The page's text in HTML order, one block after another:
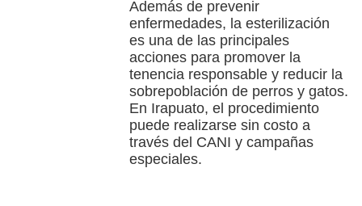
Además de prevenir
enfermedades, la esterilización
es una de las principales
acciones para promover la
tenencia responsable y reducir la
sobrepoblación de perros y gatos.
En Irapuato, el procedimiento
puede realizarse sin costo a
través del CANI y campañas
especiales.